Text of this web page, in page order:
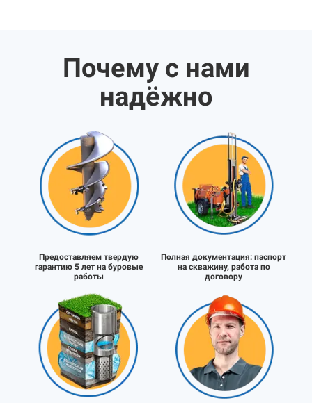
Почему с нами
надёжно
Предоставляем твердую
гарантию 5 лет на буровые
работы
Полная документация: паспорт
на скважину, работа по
договору